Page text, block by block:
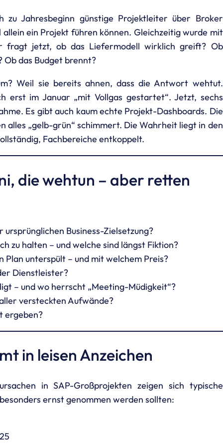
Jahresbeginn günstige Projektleiter über Broker
ein Projekt führen können. Gleichzeitig wurde mit
fragt jetzt, ob das Liefermodell wirklich greift? Ob
Ob das Budget brennt?
Weil sie bereits ahnen, dass die Antwort wehtut.
erst im Januar „mit Vollgas gestartet“. Jetzt, sechs
Es gibt auch kaum echte Projekt-Dashboards. Die
„gelb-grün“ schimmert. Die Wahrheit liegt in den
Fachbereiche entkoppelt.
die wehtun – aber retten
Business-Zielsetzung?
zu halten – und welche sind längst Fiktion?
Plan unterspült – und mit welchem Preis?
Dienstleister?
– und wo herrscht „Meeting-Müdigkeit“?
versteckten Aufwände?
ergeben?
in leisen Anzeichen
in SAP-Großprojekten zeigen sich typische
ernst genommen werden sollten: